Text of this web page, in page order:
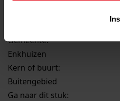
Gemeente:
Enkhuizen
Kern of buurt:
Buitengebied
Ga naar dit stuk: